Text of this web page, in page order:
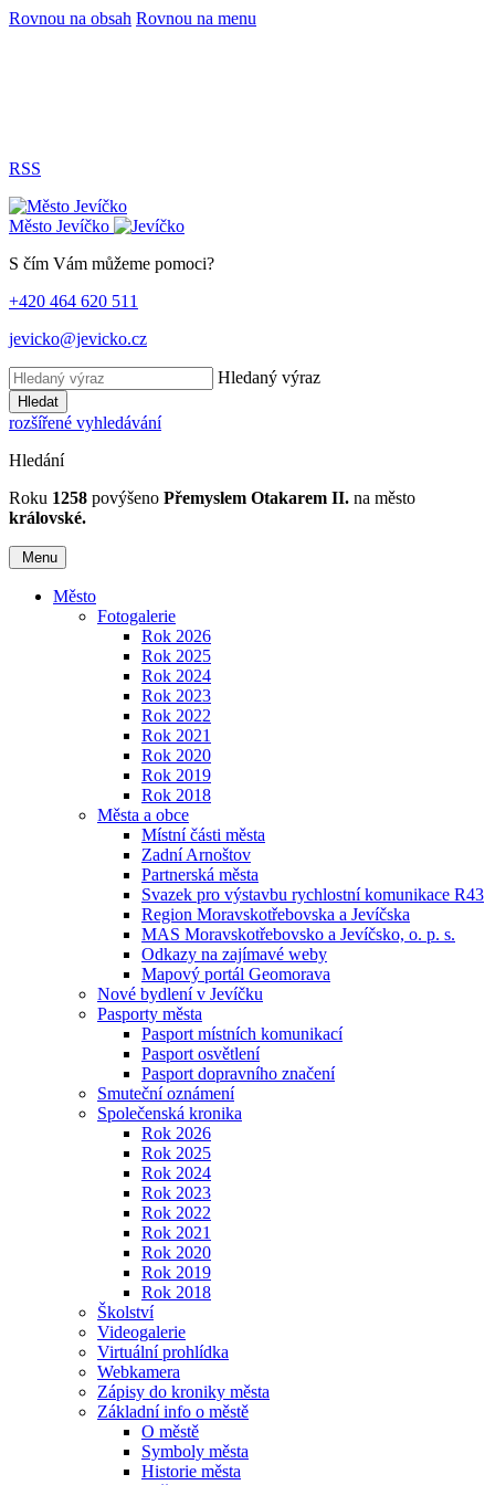
Rovnou na obsah Rovnou na menu
RSS
Město Jevíčko
S čím Vám můžeme pomoci?
+420 464 620 511
jevicko@jevicko.cz
Hledaný výraz
Hledat
rozšířené vyhledávání
Hledání
Roku 1258 povýšeno Přemyslem Otakarem II. na město
královské.
Menu
Město
Fotogalerie
Rok 2026
Rok 2025
Rok 2024
Rok 2023
Rok 2022
Rok 2021
Rok 2020
Rok 2019
Rok 2018
Města a obce
Místní části města
Zadní Arnoštov
Partnerská města
Svazek pro výstavbu rychlostní komunikace R43
Region Moravskotřebovska a Jevíčska
MAS Moravskotřebovsko a Jevíčsko, o. p. s.
Odkazy na zajímavé weby
Mapový portál Geomorava
Nové bydlení v Jevíčku
Pasporty města
Pasport místních komunikací
Pasport osvětlení
Pasport dopravního značení
Smuteční oznámení
Společenská kronika
Rok 2026
Rok 2025
Rok 2024
Rok 2023
Rok 2022
Rok 2021
Rok 2020
Rok 2019
Rok 2018
Školství
Videogalerie
Virtuální prohlídka
Webkamera
Zápisy do kroniky města
Základní info o městě
O městě
Symboly města
Historie města